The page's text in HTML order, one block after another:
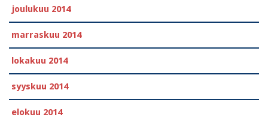
joulukuu 2014
marraskuu 2014
lokakuu 2014
syyskuu 2014
elokuu 2014